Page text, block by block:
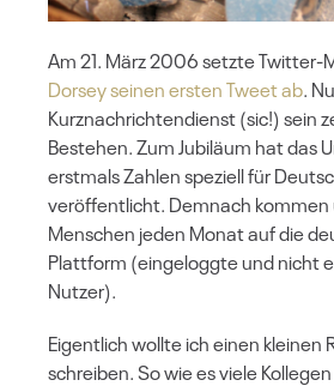
Am 21. März 2006 setzte
Dorsey seinen ersten Tweet ab.
Kurznachrichtendienst (sic!) sein
Bestehen. Zum Jubiläum hat das
erstmals Zahlen speziell für
veröffentlicht. Demnach kommen
Menschen jeden Monat auf die
Plattform (eingeloggte und nicht
Nutzer).
Eigentlich wollte ich einen kleinen
schreiben. So wie es viele